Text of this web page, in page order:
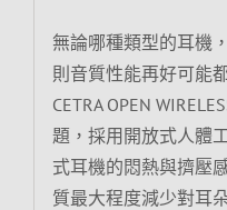
無論哪種類型的耳機
則音質性能再好可能
CETRA OPEN
題，採用開放式人體
式耳機的悶熱與擠壓
質最大程度減少對耳